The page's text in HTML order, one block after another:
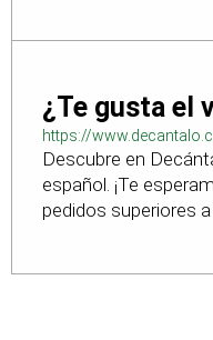
¿Te gusta el
https://
Descubre en
español. ¡Te
pedidos superiores